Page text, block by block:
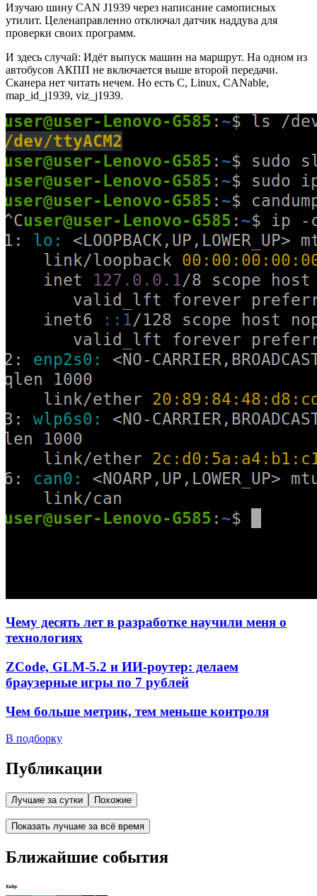
Изучаю шину CAN J1939 через написание самописных
утилит. Целенаправленно отключал датчик наддува для
проверки своих программ.
И здесь случай: Идёт выпуск машин на маршрут. На одном из
автобусов АКПП не включается выше второй передачи.
Сканера нет читать нечем. Но есть C, Linux, CANable,
map_id_j1939, viz_j1939.
Чему десять лет в разработке научили меня о
технологиях
ZCode, GLM-5.2 и ИИ-роутер: делаем
браузерные игры по 7 рублей
Чем больше метрик, тем меньше контроля
В подборку
Публикации
Лучшие за сутки Похожие
Показать лучшие за всё время
Ближайшие события